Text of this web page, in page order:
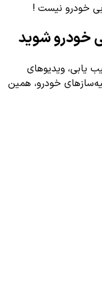
خودرو نیست !
یابی، ویدیوهای
خودرو، همین